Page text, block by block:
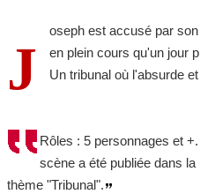
J
oseph est accusé par
en plein cours qu'un jour
Un tribunal où l'absurde
Rôles : 5 personnages et
scène a été publiée dans la
thème "Tribunal".